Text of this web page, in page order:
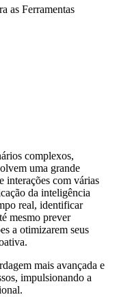
complexos,
uma grande
interações com várias
da inteligência
real, identificar
mesmo prever
a otimizarem seus
mais avançada e
impulsionando a